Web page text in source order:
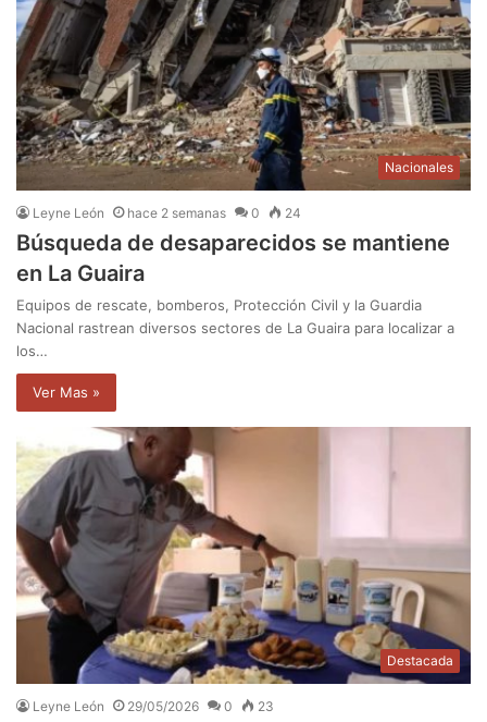
Nacionales
Leyne León hace 2 semanas 0 24
Búsqueda de desaparecidos se mantiene
en La Guaira
Equipos de rescate, bomberos, Protección Civil y la Guardia
Nacional rastrean diversos sectores de La Guaira para localizar a
los…
Ver Mas »
Destacada
Leyne León 29/05/2026 0 23